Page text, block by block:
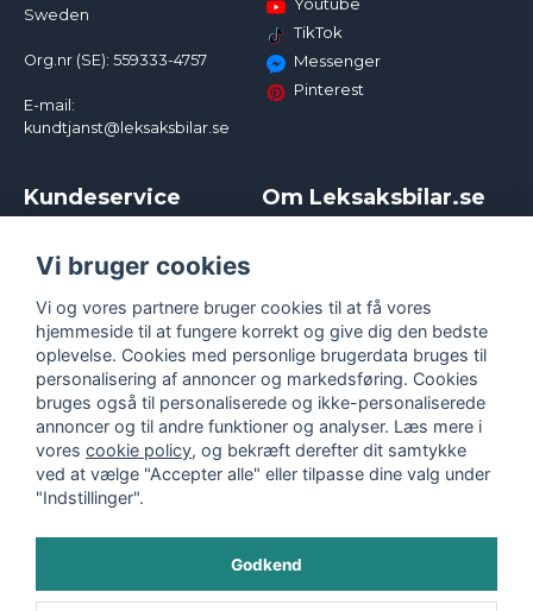
Sweden
Org.nr (SE): 559333-4757
E-mail:
kundtjanst@leksaksbilar.se
Youtube
TikTok
Messenger
Pinterest
Kundeservice
Kampagner og rabatter
Reklamation
Policy chase cars
Returnera
Logga in
Om Leksaksbilar.se
Handelsbetingelser
Persondatapolitik
Cookies
Vi bruger cookies
Vi og vores partnere bruger cookies til at få vores
hjemmeside til at fungere korrekt og give dig den bedste
oplevelse. Cookies med personlige brugerdata bruges til
personalisering af annoncer og markedsføring. Cookies
bruges også til personaliserede og ikke-personaliserede
annoncer og til andre funktioner og analyser. Læs mere i
vores cookie policy, og bekræft derefter dit samtykke
ved at vælge "Accepter alle" eller tilpasse dine valg under
"Indstillinger".
Godkend